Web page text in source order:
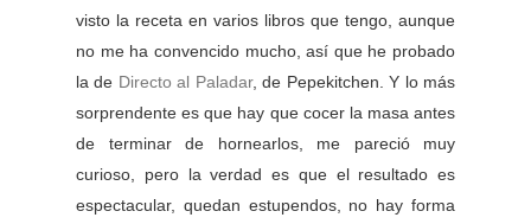
visto la receta en varios libros que tengo, aunque
no me ha convencido mucho, así que he probado
la de Directo al Paladar, de Pepekitchen. Y lo más
sorprendente es que hay que cocer la masa antes
de terminar de hornearlos, me pareció muy
curioso, pero la verdad es que el resultado es
espectacular, quedan estupendos, no hay forma